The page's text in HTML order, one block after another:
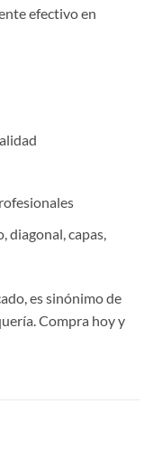
efectivo en
diagonal, capas,
es sinónimo de
Compra hoy y